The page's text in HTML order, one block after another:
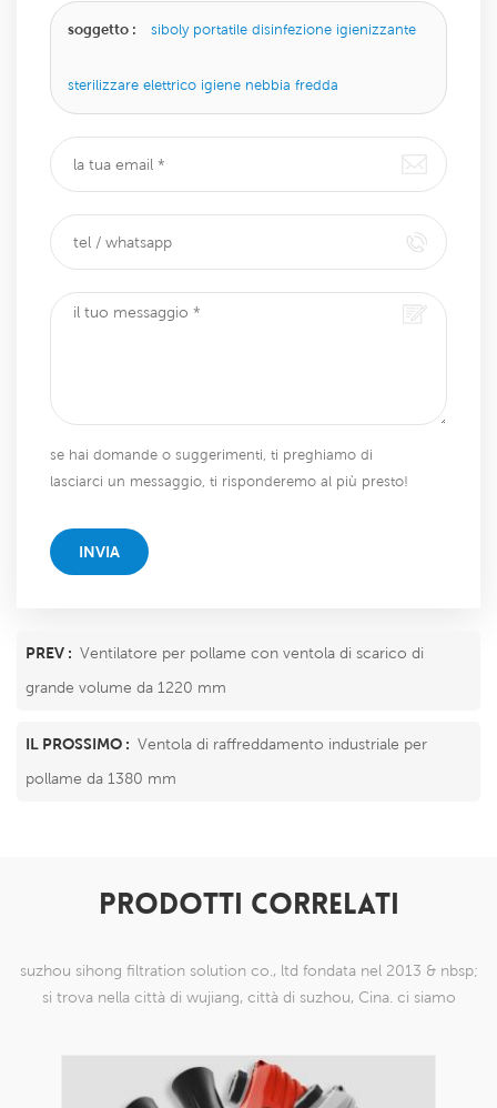
soggetto : siboly portatile disinfezione igienizzante
sterilizzare elettrico igiene nebbia fredda
se hai domande o suggerimenti, ti preghiamo di
lasciarci un messaggio, ti risponderemo al più presto!
INVIA
PREV : Ventilatore per pollame con ventola di scarico di
grande volume da 1220 mm
IL PROSSIMO : Ventola di raffreddamento industriale per
pollame da 1380 mm
PRODOTTI CORRELATI
suzhou sihong filtration solution co., ltd fondata nel 2013 & nbsp;
si trova nella città di wujiang, città di suzhou, Cina. ci siamo